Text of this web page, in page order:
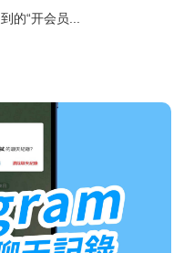
的“开会员...